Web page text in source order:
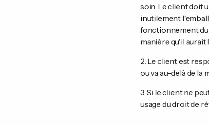
soin. Le client doit
inutilement
fonctionnement du
manière qu'il aurait
2. Le client est
ou va au-delà de la
3. Si le client ne
usage du droit de